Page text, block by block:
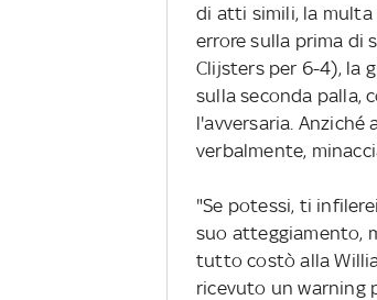
di atti simili, la multa
errore sulla prima di
Clijsters per 6-4), la
sulla seconda palla,
l'avversaria. Anziché
verbalmente,
"Se potessi, ti
suo atteggiamento,
tutto costò alla
ricevuto un warning